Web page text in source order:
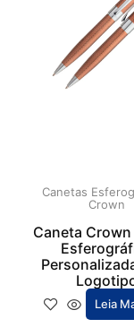
Canetas
Crown
Caneta
Leia